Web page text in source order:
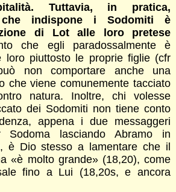
Tuttavia, in pratica,
che indispone i Sodomiti è
di Lot alle loro pretese
che egli paradossalmente è
loro piuttosto le proprie figlie (cfr
non comportare anche una
che viene comunemente tacciato
natura. Inoltre, chi volesse
dei Sodomiti non tiene conto
appena i due messaggeri
lasciando Abramo in
è Dio stesso a lamentare che il
«è molto grande» (18,20), come
fino a Lui (18,20s, e ancora